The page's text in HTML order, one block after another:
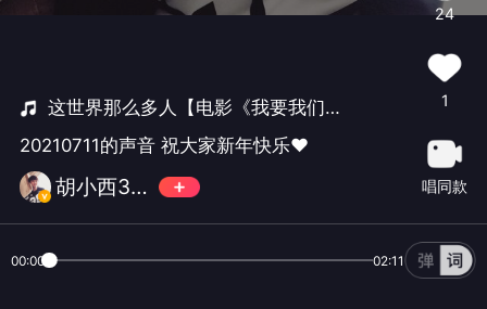
这世界那么多人【电影《我要我们在一起》主题曲】
20210711的声音 祝大家新年快乐❤️
胡小西347
24
1
唱同款
00:00 02:11